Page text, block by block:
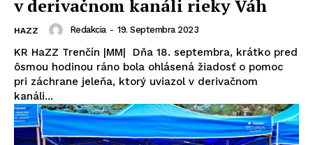
v derivačnom kanáli rieky Váh
HAZZ Redakcia - 19. Septembra 2023
KR HaZZ Trenčín |MM| Dňa 18. septembra, krátko pred
ôsmou hodinou ráno bola ohlásená žiadosť o pomoc
pri záchrane jeleňa, ktorý uviazol v derivačnom
kanáli...